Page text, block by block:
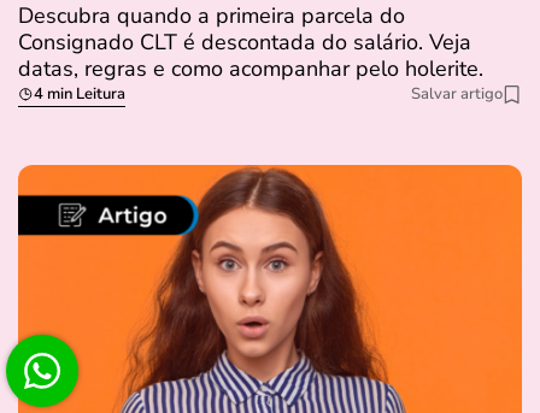
Descubra quando a primeira parcela do
Consignado CLT é descontada do salário. Veja
datas, regras e como acompanhar pelo holerite.
4 min Leitura Salvar artigo